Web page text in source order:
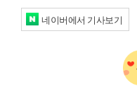
네이버에서 기사보기